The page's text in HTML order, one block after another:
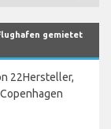
gemietet
22Hersteller,